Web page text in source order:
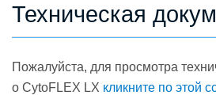
Техническая
Пожалуйста, для просмотра
о CytoFLEX LX кликните по этой